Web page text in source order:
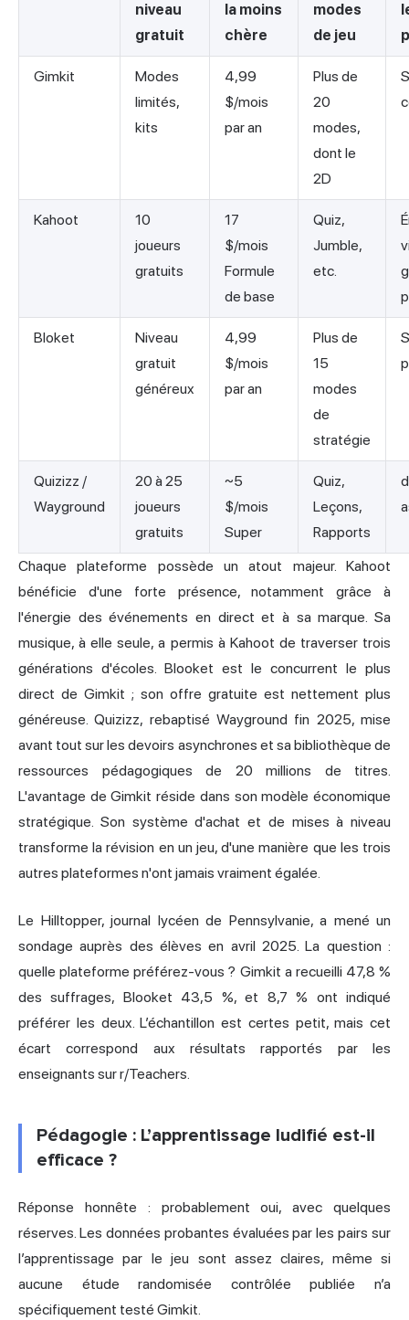
niveau
gratuit
la moins
chère
modes
de jeu
Gimkit
Modes
limités,
kits
4,99
$/mois
par an
Plus de
20
modes,
dont le
2D
Kahoot
10
joueurs
gratuits
17
$/mois
Formule
de base
Quiz,
Jumble,
etc.
Bloket
Niveau
gratuit
généreux
4,99
$/mois
par an
Plus de
15
modes
de
stratégie
Quizizz /
Wayground
20 à 25
joueurs
gratuits
~5
$/mois
Super
Quiz,
Leçons,
Rapports
Chaque plateforme possède un atout majeur. Kahoot
bénéficie d'une forte présence, notamment grâce à
l'énergie des événements en direct et à sa marque. Sa
musique, à elle seule, a permis à Kahoot de traverser trois
générations d'écoles. Blooket est le concurrent le plus
direct de Gimkit ; son offre gratuite est nettement plus
généreuse. Quizizz, rebaptisé Wayground fin 2025, mise
avant tout sur les devoirs asynchrones et sa bibliothèque de
ressources pédagogiques de 20 millions de titres.
L'avantage de Gimkit réside dans son modèle économique
stratégique. Son système d'achat et de mises à niveau
transforme la révision en un jeu, d'une manière que les trois
autres plateformes n'ont jamais vraiment égalée.
Le Hilltopper, journal lycéen de Pennsylvanie, a mené un
sondage auprès des élèves en avril 2025. La question :
quelle plateforme préférez-vous ? Gimkit a recueilli 47,8 %
des suffrages, Blooket 43,5 %, et 8,7 % ont indiqué
préférer les deux. L’échantillon est certes petit, mais cet
écart correspond aux résultats rapportés par les
enseignants sur r/Teachers.
Pédagogie : L’apprentissage ludifié est-il
efficace ?
Réponse honnête : probablement oui, avec quelques
réserves. Les données probantes évaluées par les pairs sur
l’apprentissage par le jeu sont assez claires, même si
aucune étude randomisée contrôlée publiée n’a
spécifiquement testé Gimkit.